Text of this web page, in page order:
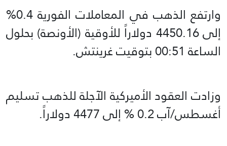
وارتفع الذهب في المعاملات الفورية 0.4%
إلى 4450.16 دولاراً للأوقية (الأونصة) بحلول
الساعة 00:51 بتوقيت غرينتش.
وزادت العقود الأميركية الآجلة للذهب تسليم
أغسطس/آب 0.2 % إلى 4477 دولاراً.